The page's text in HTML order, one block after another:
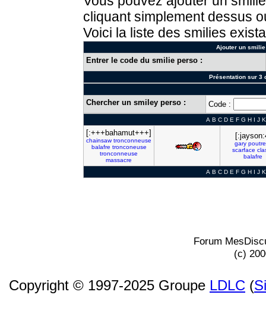
cliquant simplement dessus
Voici la liste des smilies
Ajouter un
Entrer le code du smilie perso :
Présentation sur 3
Chercher un smiley perso : Code :
A B C D E F G H I J K
[:+++bahamut+++]
chainsaw tronconneuse
balafre tronconeuse
tronconneuse
massacre
gary
scarface
balafre
A B C D E F G H I J K
Forum
(c)
Copyright © 1997-2025 Groupe LDLC (